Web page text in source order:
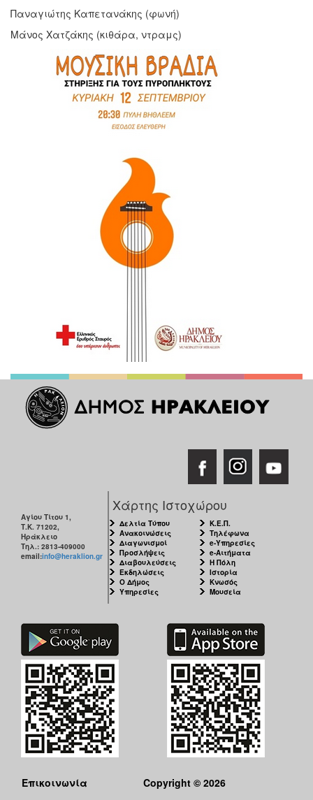
Παναγιώτης Καπετανάκης (φωνή)
Μάνος Χατζάκης (κιθάρα, ντραμς)
Αγίου Τίτου 1,
Τ.Κ. 71202,
Ηράκλειο
Τηλ.: 2813-409000
email:info@heraklion.gr
Χάρτης Ιστοχώρου
Δελτία Τύπου
Ανακοινώσεις
Διαγωνισμοί
Προσλήψεις
Διαβουλεύσεις
Εκδηλώσεις
Ο Δήμος
Υπηρεσίες
Κ.Ε.Π.
Τηλέφωνα
e-Υπηρεσίες
e-Αιτήματα
Η Πόλη
Ιστορία
Κνωσός
Μουσεία
Επικοινωνία Copyright © 2026